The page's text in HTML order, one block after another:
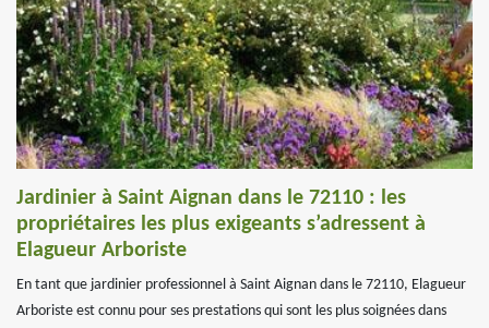
Jardinier à Saint Aignan dans le 72110 : les
propriétaires les plus exigeants s’adressent à
Elagueur Arboriste
En tant que jardinier professionnel à Saint Aignan dans le 72110, Elagueur
Arboriste est connu pour ses prestations qui sont les plus soignées dans